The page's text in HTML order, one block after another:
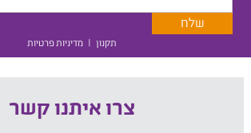
תקנון | מדיניות פרטיות
צרו איתנו קשר